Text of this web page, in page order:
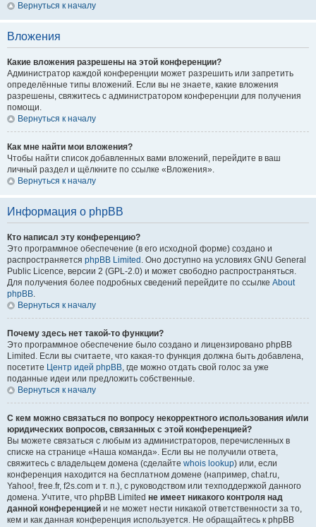
Вернуться к началу
Вложения
Какие вложения разрешены на этой конференции?
Администратор каждой конференции может разрешить или запретить
определённые типы вложений. Если вы не знаете, какие вложения
разрешены, свяжитесь с администратором конференции для получения
помощи.
Вернуться к началу
Как мне найти мои вложения?
Чтобы найти список добавленных вами вложений, перейдите в ваш
личный раздел и щёлкните по ссылке «Вложения».
Вернуться к началу
Информация о phpBB
Кто написал эту конференцию?
Это программное обеспечение (в его исходной форме) создано и
распространяется phpBB Limited . Оно доступно на условиях GNU General
Public Licence, версии 2 (GPL-2.0) и может свободно распространяться.
Для получения более подробных сведений перейдите по ссылке About
phpBB.
Вернуться к началу
Почему здесь нет такой-то функции?
Это программное обеспечение было создано и лицензировано phpBB
Limited. Если вы считаете, что какая-то функция должна быть добавлена,
посетите Центр идей phpBB, где можно отдать свой голос за уже
поданные идеи или предложить собственные.
Вернуться к началу
С кем можно связаться по вопросу некорректного использования и/или
юридических вопросов, связанных с этой конференцией?
Вы можете связаться с любым из администраторов, перечисленных в
списке на странице «Наша команда». Если вы не получили ответа,
свяжитесь с владельцем домена (сделайте whois lookup) или, если
конференция находится на бесплатном домене (например, chat.ru,
Yahoo!, free.fr, f2s.com и т. п.), с руководством или техподдержкой данного
домена. Учтите, что phpBB Limited не имеет никакого контроля над
данной конференцией и не может нести никакой ответственности за то,
кем и как данная конференция используется. Не обращайтесь к phpBB